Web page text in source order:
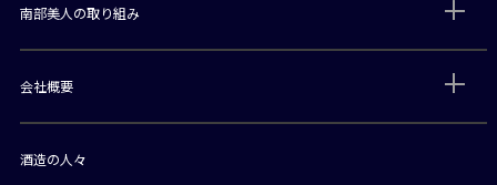
南部美人の取り組み
会社概要
酒造の人々